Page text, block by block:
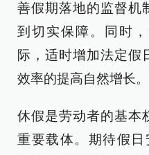
善假期落地的监督机
到切实保障。同时
际，适时增加法定假
效率的提高自然增长。
休假是劳动者的基本
重要载体。期待假